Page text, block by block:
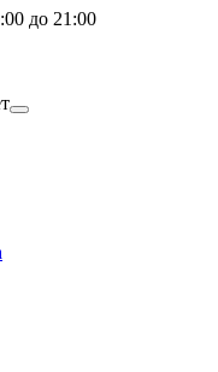
до 21:00